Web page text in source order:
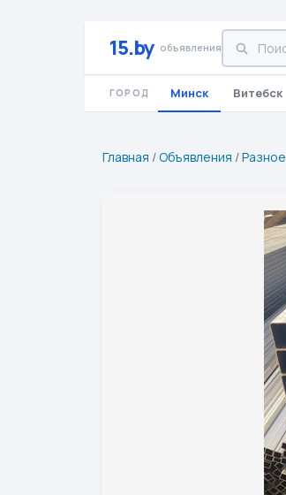
15.by объявления
ГОРОД Минск Витебск
Главная /Объявления /Разное